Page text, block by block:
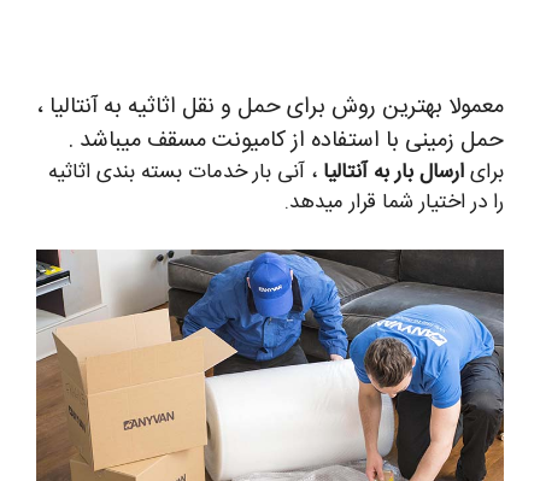
معمولا بهترین روش برای حمل و نقل اثاثیه به آنتالیا ،
حمل زمینی با استفاده از کامیونت مسقف میباشد .
برایارسال بار به آنتالیا ، آنی بار خدمات بسته بندی اثاثیه
را در اختیار شما قرار میدهد.